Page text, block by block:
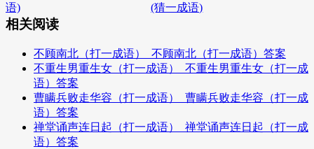
语)
(猜一成语)
相关阅读
不顾南北（打一成语）_不顾南北（打一成语）答案
不重生男重生女（打一成语）_不重生男重生女（打一成
语）答案
曹瞒兵败走华容（打一成语）_曹瞒兵败走华容（打一成
语）答案
禅堂诵声连日起（打一成语）_禅堂诵声连日起（打一成
语）答案